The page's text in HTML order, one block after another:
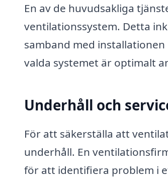
En av de huvudsakliga
ventilationssystem. Detta
samband med
valda systemet är optimalt
Underhåll och
För att säkerställa att
underhåll. En
för att identifiera problem i